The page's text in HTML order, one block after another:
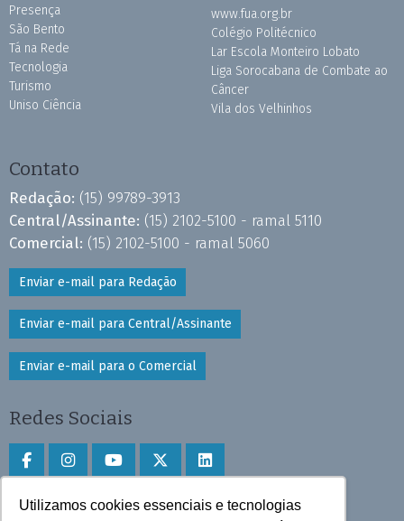
Utilizamos cookies essenciais e tecnologias
Presença
São Bento
Tá na Rede
Tecnologia
Turismo
Uniso Ciência
www.fua.org.br
Colégio Politécnico
Lar Escola Monteiro Lobato
Liga Sorocabana de Combate ao
Câncer
Vila dos Velhinhos
Contato
Redação: (15) 99789-3913
Central/Assinante: (15) 2102-5100 - ramal 5110
Comercial: (15) 2102-5100 - ramal 5060
Enviar e-mail para Redação
Enviar e-mail para Central/Assinante
Enviar e-mail para o Comercial
Redes Sociais
Faça download do aplicativo